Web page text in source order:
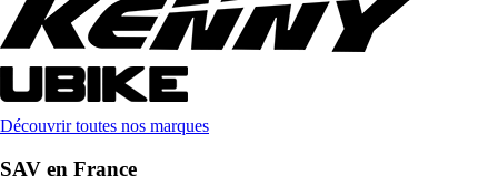
Découvrir toutes nos marques
SAV en France